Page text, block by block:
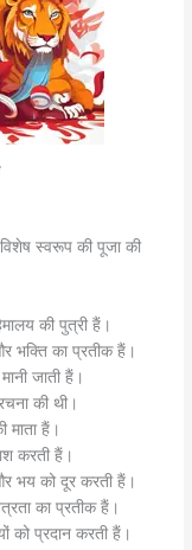
विशेष स्वरूप की पूजा की
की पुत्री हैं।
भक्ति का प्रतीक हैं।
जाती हैं।
की थी।
माता हैं।
करती हैं।
भय को दूर करती हैं।
का प्रतीक हैं।
को प्रदान करती हैं।